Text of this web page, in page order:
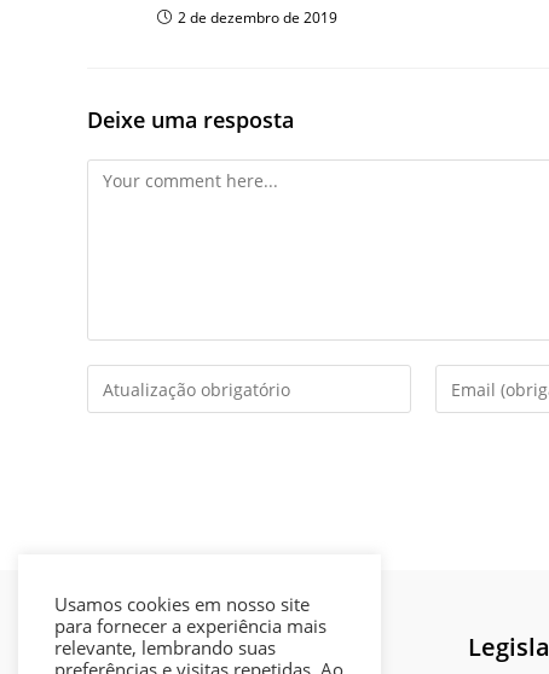
2 de dezembro de 2019
Deixe uma resposta
Comment
Enter
your
Enter
your
Legislação Municipal
Usamos cookies em nosso site
para fornecer a experiência mais
relevante, lembrando suas
preferências e visitas repetidas. Ao